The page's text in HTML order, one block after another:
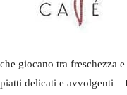
giocano tra freschezza
delicati e avvolgenti –